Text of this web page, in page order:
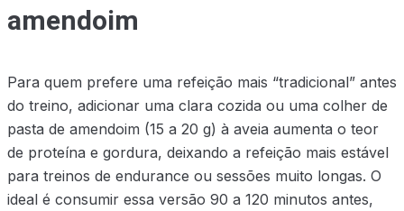
amendoim
Para quem prefere uma refeição mais “tradicional” antes
do treino, adicionar uma clara cozida ou uma colher de
pasta de amendoim (15 a 20 g) à aveia aumenta o teor
de proteína e gordura, deixando a refeição mais estável
para treinos de endurance ou sessões muito longas. O
ideal é consumir essa versão 90 a 120 minutos antes,